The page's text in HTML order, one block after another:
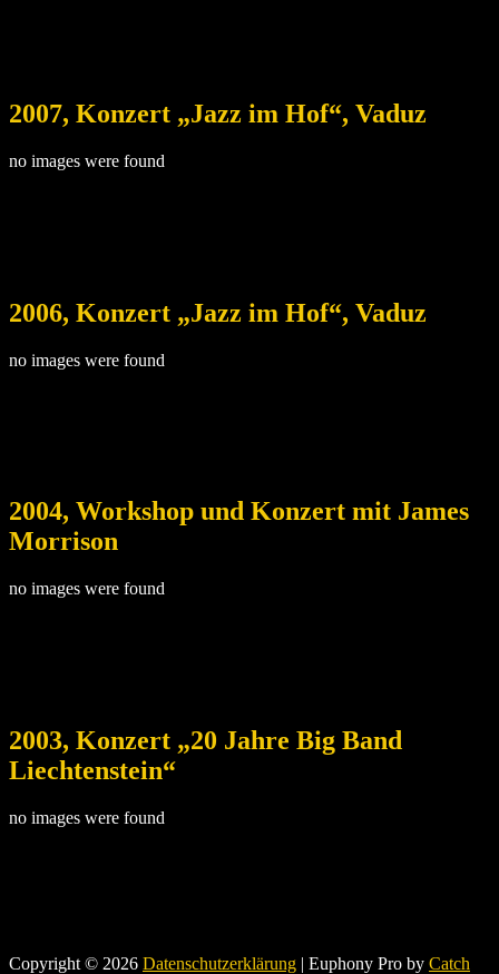
2007, Konzert „Jazz im Hof“, Vaduz
no images were found
2006, Konzert „Jazz im Hof“, Vaduz
no images were found
2004, Workshop und Konzert mit James
Morrison
no images were found
2003, Konzert „20 Jahre Big Band
Liechtenstein“
no images were found
Copyright © 2026 Datenschutzerklärung Euphony Pro by Catch